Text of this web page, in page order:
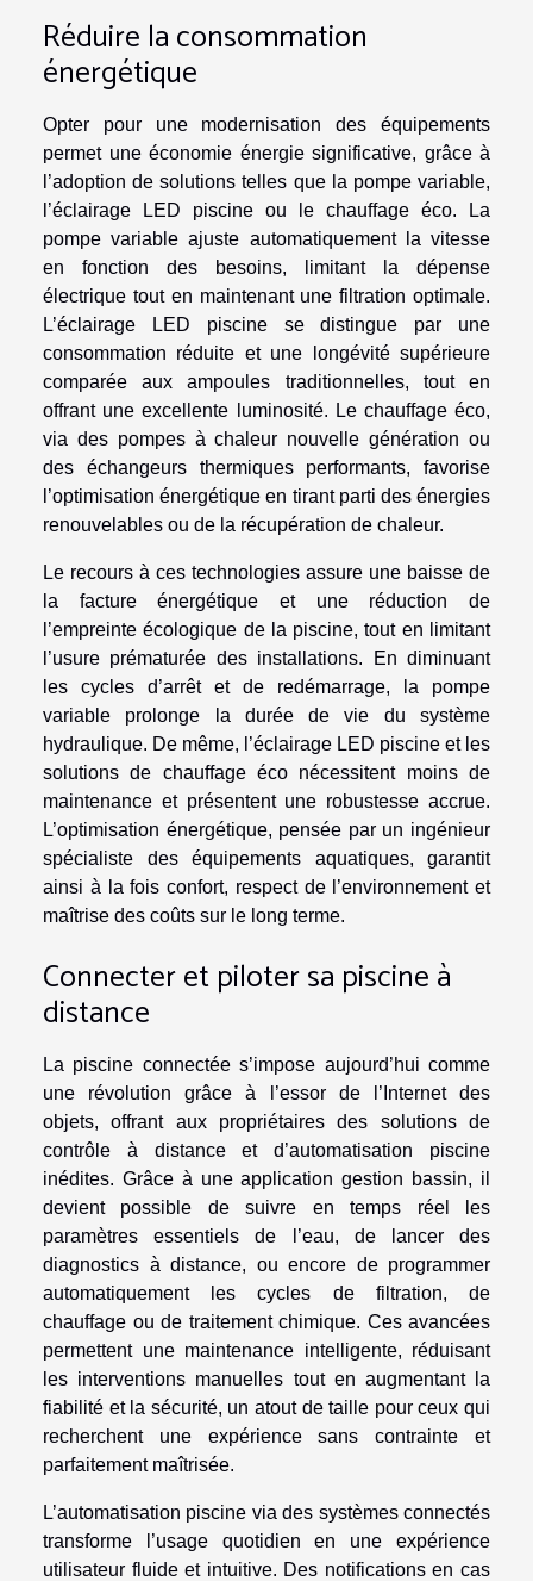
Réduire la consommation
énergétique
Opter pour une modernisation des équipements
permet une économie énergie significative, grâce à
l’adoption de solutions telles que la pompe variable,
l’éclairage LED piscine ou le chauffage éco. La
pompe variable ajuste automatiquement la vitesse
en fonction des besoins, limitant la dépense
électrique tout en maintenant une filtration optimale.
L’éclairage LED piscine se distingue par une
consommation réduite et une longévité supérieure
comparée aux ampoules traditionnelles, tout en
offrant une excellente luminosité. Le chauffage éco,
via des pompes à chaleur nouvelle génération ou
des échangeurs thermiques performants, favorise
l’optimisation énergétique en tirant parti des énergies
renouvelables ou de la récupération de chaleur.
Le recours à ces technologies assure une baisse de
la facture énergétique et une réduction de
l’empreinte écologique de la piscine, tout en limitant
l’usure prématurée des installations. En diminuant
les cycles d’arrêt et de redémarrage, la pompe
variable prolonge la durée de vie du système
hydraulique. De même, l’éclairage LED piscine et les
solutions de chauffage éco nécessitent moins de
maintenance et présentent une robustesse accrue.
L’optimisation énergétique, pensée par un ingénieur
spécialiste des équipements aquatiques, garantit
ainsi à la fois confort, respect de l’environnement et
maîtrise des coûts sur le long terme.
Connecter et piloter sa piscine à
distance
La piscine connectée s’impose aujourd’hui comme
une révolution grâce à l’essor de l’Internet des
objets, offrant aux propriétaires des solutions de
contrôle à distance et d’automatisation piscine
inédites. Grâce à une application gestion bassin, il
devient possible de suivre en temps réel les
paramètres essentiels de l’eau, de lancer des
diagnostics à distance, ou encore de programmer
automatiquement les cycles de filtration, de
chauffage ou de traitement chimique. Ces avancées
permettent une maintenance intelligente, réduisant
les interventions manuelles tout en augmentant la
fiabilité et la sécurité, un atout de taille pour ceux qui
recherchent une expérience sans contrainte et
parfaitement maîtrisée.
L’automatisation piscine via des systèmes connectés
transforme l’usage quotidien en une expérience
utilisateur fluide et intuitive. Des notifications en cas